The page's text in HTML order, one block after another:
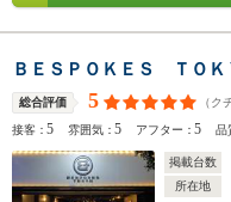
ＢＥＳＰＯＫＥＳ ＴＯ
総合評価 5 （ク
接客：5 雰囲気：5 アフター：5 品
掲載台数
所在地